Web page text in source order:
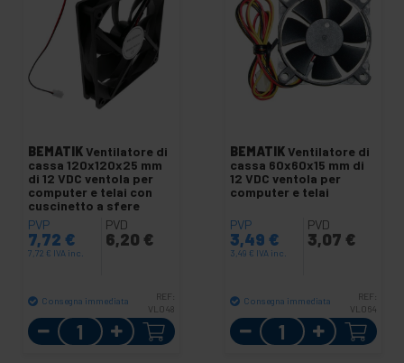
BEMATIK Ventilatore di
cassa 120x120x25 mm
di 12 VDC ventola per
computer e telai con
cuscinetto a sfere
PVP
7,72 €
7,72 € IVA inc.
PVD
6,20 €
Consegna immediata
REF:
VL048
Quantità
BEMATIK Ventilatore di
cassa 60x60x15 mm di
12 VDC ventola per
computer e telai
PVP
3,49 €
3,49 € IVA inc.
PVD
3,07 €
Consegna immediata
REF:
VL064
Quantità